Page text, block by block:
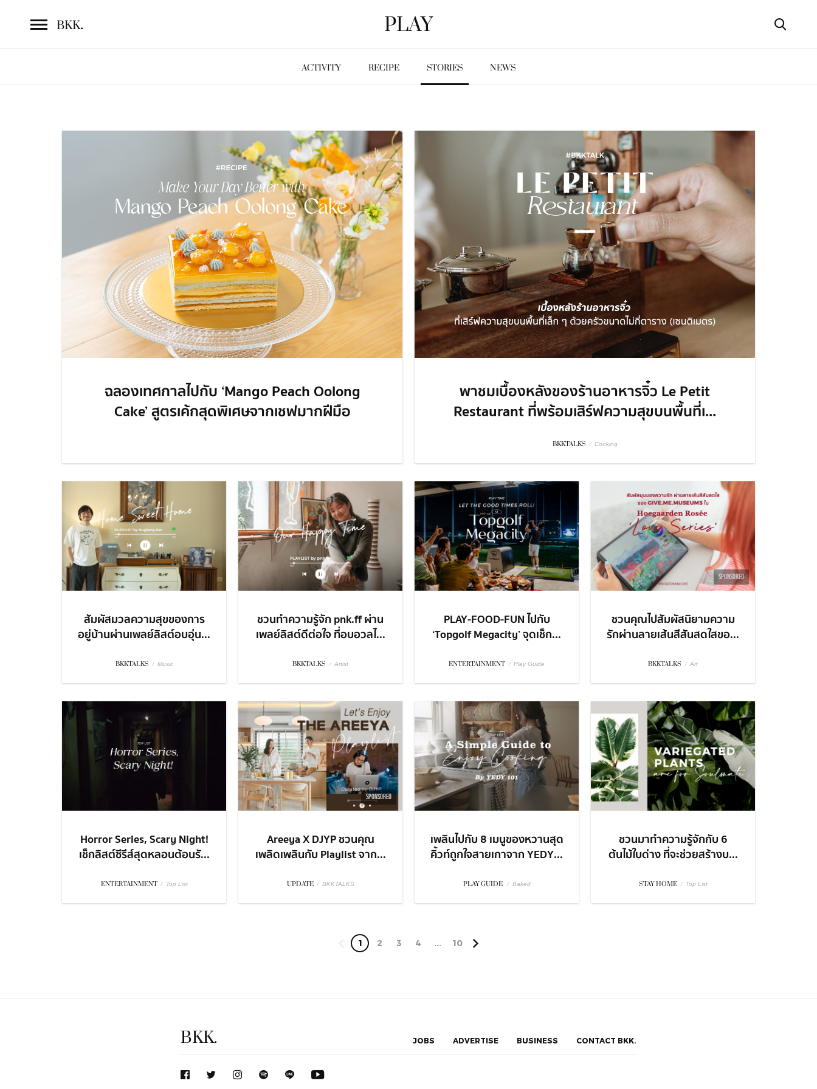
BKK. PLAY
ACTIVITY RECIPE STORIES NEWS
ฉลองเทศกาลไปกับ ‘Mango Peach Oolong
Cake’ สูตรเค้กสุดพิเศษจากเชฟมากฝีมือ
พาชมเบื้องหลังของร้านอาหารจิ๋ว Le Petit
Restaurant ที่พร้อมเสิร์ฟความสุขบนพื้นที่เ...
BKKTALKS / Cooking
สัมผัสมวลความสุขของการ
อยู่บ้านผ่านเพลย์ลิสต์อบอุ่น...
BKKTALKS / Music
ชวนทำความรู้จัก pnk.ff ผ่าน
เพลย์ลิสต์ดีต่อใจ ที่อบอวลไ...
BKKTALKS / Artist
PLAY-FOOD-FUN ไปกับ
‘Topgolf Megacity’ จุดเช็ก...
ENTERTAINMENT / Play Guide
SPONSORED
ชวนคุณไปสัมผัสนิยามความ
รักผ่านลายเส้นสีสันสดใสขอ...
BKKTALKS / Art
Horror Series, Scary Night!
เช็กลิสต์ซีรีส์สุดหลอนต้อนรั...
ENTERTAINMENT / Top List
SPONSORED
Areeya X DJYP ชวนคุณ
เพลิดเพลินกับ Playlist จาก...
UPDATE / BKKTALKS
เพลินไปกับ 8 เมนูของหวานสุด
คิ้วท์ถูกใจสายเกาจาก YEDY...
PLAY GUIDE / Baked
ชวนมาทำความรู้จักกับ 6
ต้นไม้ใบด่าง ที่จะช่วยสร้างบ...
STAY HOME / Top List
1 2 3 4 ... 10
BKK. JOBS ADVERTISE BUSINESS CONTACT BKK.